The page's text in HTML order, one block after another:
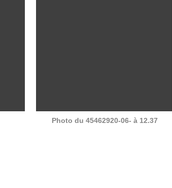
Photo du 45462920-06- à 12.37